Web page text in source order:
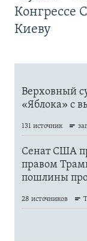
Конгрессе
Киеву